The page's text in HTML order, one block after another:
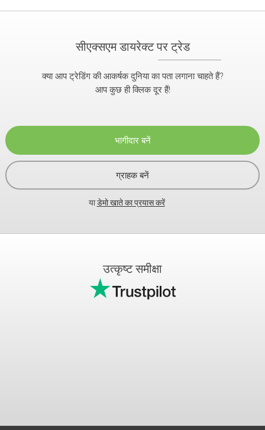
सीएक्सएम डायरेक्ट पर ट्रेड
क्या आप ट्रेडिंग की आकर्षक दुनिया का पता लगाना चाहते हैं?
आप कुछ ही क्लिक दूर हैं!
भागीदार बनें
ग्राहक बनें
याडेमो खाते का प्रयास करें
उत्कृष्ट समीक्षा